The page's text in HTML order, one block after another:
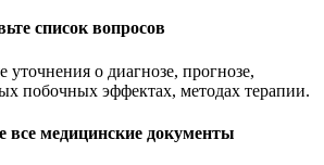
список вопросов
уточнения о диагнозе, прогнозе,
побочных эффектах, методах терапии.
все медицинские документы